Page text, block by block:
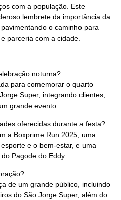
com a população. Este
lembrete da importância da
o caminho para
parceria com a cidade.
noturna?
para comemorar o quarto
Super, integrando clientes,
grande evento.
oferecidas durante a festa?
a Boxprime Run 2025, uma
e o bem-estar, e uma
Pagode do Eddy.
de um grande público, incluindo
do São Jorge Super, além do